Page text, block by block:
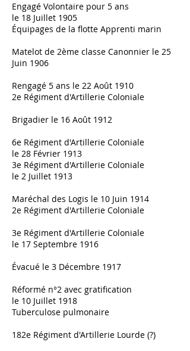
Engagé Volontaire pour 5 ans
le 18 Juillet 1905
Équipages de la flotte Apprenti marin
Matelot de 2ème classe Canonnier le 25
Juin 1906
Rengagé 5 ans le 22 Août 1910
2e Régiment d'Artillerie Coloniale
Brigadier le 16 Août 1912
6e Régiment d'Artillerie Coloniale
le 28 Février 1913
3e Régiment d'Artillerie Coloniale
le 2 Juillet 1913
Maréchal des Logis le 10 Juin 1914
2e Régiment d'Artillerie Coloniale
3e Régiment d'Artillerie Coloniale
le 17 Septembre 1916
Évacué le 3 Décembre 1917
Réformé n°2 avec gratification
le 10 Juillet 1918
Tuberculose pulmonaire
182e Régiment d'Artillerie Lourde (?)